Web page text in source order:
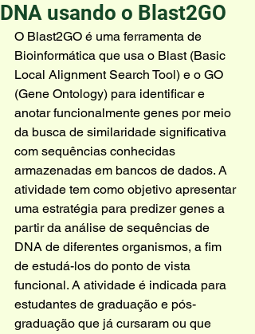
DNA usando o Blast2GO
O Blast2GO é uma ferramenta de
Bioinformática que usa o Blast (Basic
Local Alignment Search Tool) e o GO
(Gene Ontology) para identificar e
anotar funcionalmente genes por meio
da busca de similaridade significativa
com sequências conhecidas
armazenadas em bancos de dados. A
atividade tem como objetivo apresentar
uma estratégia para predizer genes a
partir da análise de sequências de
DNA de diferentes organismos, a fim
de estudá-los do ponto de vista
funcional. A atividade é indicada para
estudantes de graduação e pós-
graduação que já cursaram ou que